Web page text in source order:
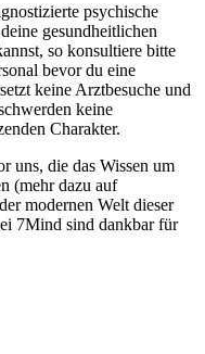
psychische
gesundheitlichen
so konsultiere bitte
bevor du eine
keine Arztbesuche und
keine
Charakter.
uns, die das Wissen um
(mehr dazu auf
modernen Welt dieser
7Mind sind dankbar für